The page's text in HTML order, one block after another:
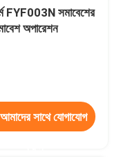
FYF003N সমাবেশের
অপারেশন
আমাদের সাথে যোগাযোগ